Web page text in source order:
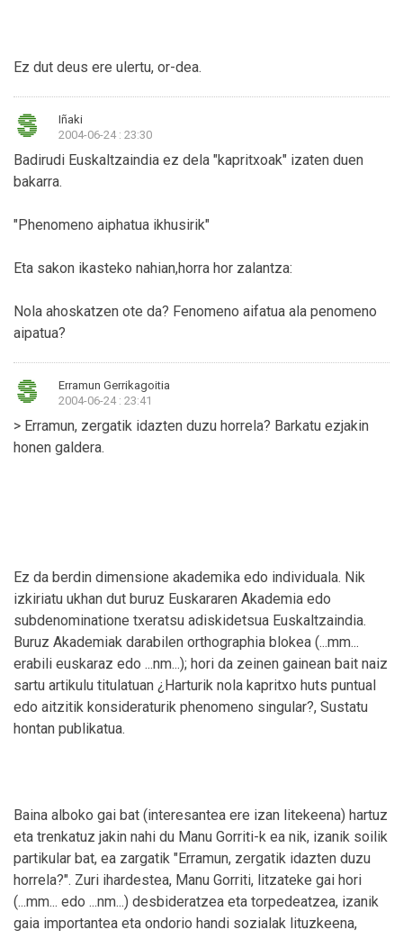
Ez dut deus ere ulertu, or-dea.
Iñaki
2004-06-24 : 23:30
Badirudi Euskaltzaindia ez dela "kapritxoak" izaten duen
bakarra.
"Phenomeno aiphatua ikhusirik"
Eta sakon ikasteko nahian,horra hor zalantza:
Nola ahoskatzen ote da? Fenomeno aifatua ala penomeno
aipatua?
Erramun Gerrikagoitia
2004-06-24 : 23:41
> Erramun, zergatik idazten duzu horrela? Barkatu ezjakin
honen galdera.
Ez da berdin dimensione akademika edo individuala. Nik
izkiriatu ukhan dut buruz Euskararen Akademia edo
subdenominatione txeratsu adiskidetsua Euskaltzaindia.
Buruz Akademiak darabilen orthographia blokea (...mm...
erabili euskaraz edo ...nm...); hori da zeinen gainean bait naiz
sartu artikulu titulatuan ¿Harturik nola kapritxo huts puntual
edo aitzitik konsideraturik phenomeno singular?, Sustatu
hontan publikatua.
Baina alboko gai bat (interesantea ere izan litekeena) hartuz
eta trenkatuz jakin nahi du Manu Gorriti-k ea nik, izanik soilik
partikular bat, ea zargatik "Erramun, zergatik idazten duzu
horrela?". Zuri ihardestea, Manu Gorriti, litzateke gai hori
(...mm... edo ...nm...) desbideratzea eta torpedeatzea, izanik
gaia importantea eta ondorio handi sozialak lituzkeena,